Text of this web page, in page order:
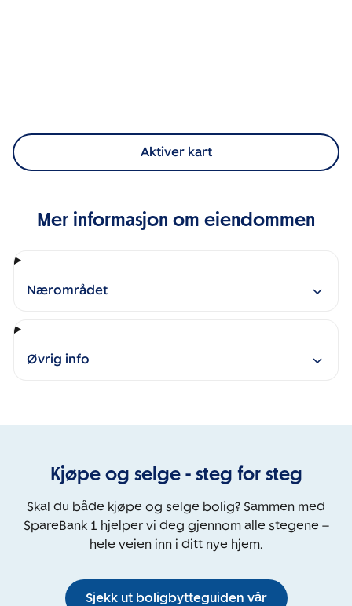
Aktiver kart
Mer informasjon om eiendommen
Nærområdet
Øvrig info
Kjøpe og selge - steg for steg
Skal du både kjøpe og selge bolig? Sammen med
SpareBank 1 hjelper vi deg gjennom alle stegene –
hele veien inn i ditt nye hjem.
Sjekk ut boligbytteguiden vår